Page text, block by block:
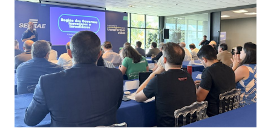
Metropolitana de Belo Horizonte. Foram cinco dias de disputas
em diferentes modalidades esportivas, palestras e uma
programação dedicada a promover a integração, o respeito e
o desenvolvimento pessoal e social através do esporte. A
abertura oficial, com direto a cerimônia, aconteceu no dia 20
de julho (segunda-feira) e o ence...